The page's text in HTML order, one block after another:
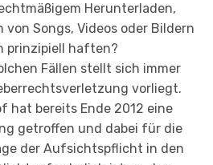
Herunterladen,
von Songs, Videos oder Bildern
prinzipiell haften?
Fällen stellt sich immer
vorliegt.
hat bereits Ende 2012 eine
getroffen und dabei für die
der Aufsichtspflicht in den